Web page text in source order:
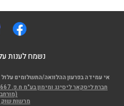
נשמח לענות
אי עמידה בפרעון ההלוואה/התשלומים עלול
(מורחב)
מרשות שוק